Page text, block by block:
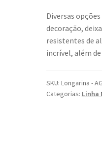
Diversas
decoração,
resistentes de
incrível, além
SKU: Longarina -
Categorias: Linha